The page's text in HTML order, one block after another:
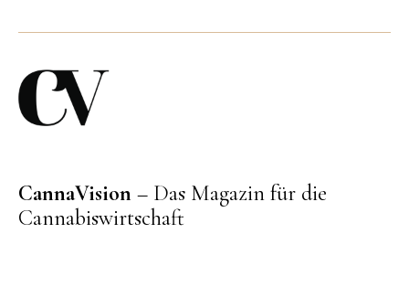
CannaVision – Das Magazin für die
Cannabiswirtschaft